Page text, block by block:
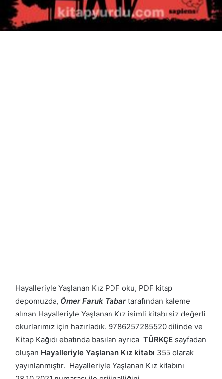
Hayalleriyle Yaşlanan Kız PDF oku, PDF kitap
depomuzda, Ömer Faruk Tabartarafından kaleme
alınan Hayalleriyle Yaşlanan Kız isimli kitabı siz değerli
okurlarımız için hazırladık. 9786257285520 dilinde ve
Kitap Kağıdı ebatında basılan ayrıca TÜRKÇE sayfadan
oluşan Hayalleriyle Yaşlanan Kız kitabı 355 olarak
yayınlanmıştır. Hayalleriyle Yaşlanan Kız kitabını